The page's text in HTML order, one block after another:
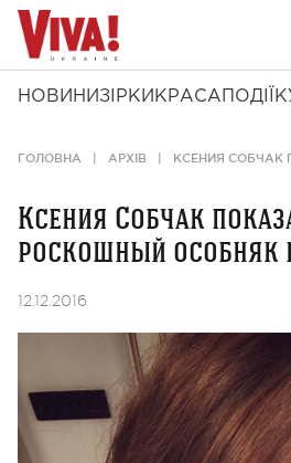
НОВИНИ ЗІРКИ КРАСА ПОДІЇ
ГОЛОВНА АРХІВ КСЕНИЯ СОБЧАК
Ксения Собчак
роскошный особняк
12.12.2016